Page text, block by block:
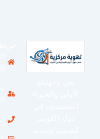
الرئيسية
اتصل بنا